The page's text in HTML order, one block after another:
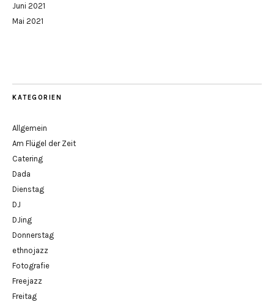
Juni 2021
Mai 2021
KATEGORIEN
Allgemein
Am Flügel der Zeit
Catering
Dada
Dienstag
DJ
DJing
Donnerstag
ethnojazz
Fotografie
Freejazz
Freitag